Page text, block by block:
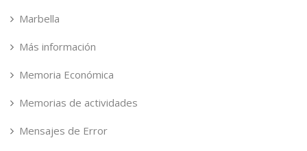
Marbella
Más información
Memoria Económica
Memorias de actividades
Mensajes de Error